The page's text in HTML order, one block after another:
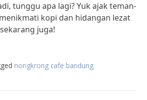
tunggu apa lagi? Yuk ajak teman-
kopi dan hidangan lezat
juga!
nongkrong cafe bandung